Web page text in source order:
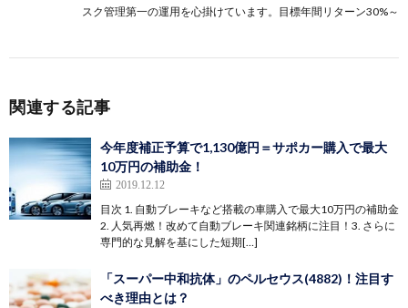
スク管理第一の運用を心掛けています。目標年間リターン30%～
関連する記事
今年度補正予算で1,130億円＝サポカー購入で最大
10万円の補助金！
2019.12.12
目次 1. 自動ブレーキなど搭載の車購入で最大10万円の補助金
2. 人気再燃！改めて自動ブレーキ関連銘柄に注目！3. さらに
専門的な見解を基にした短期[…]
「スーパー中和抗体」のペルセウス(4882)！注目す
べき理由とは？